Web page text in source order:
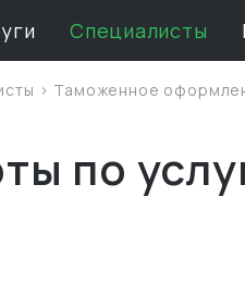
Специалисты
> Таможенное
по